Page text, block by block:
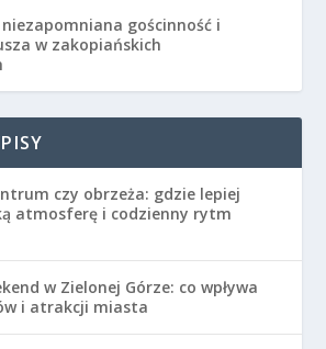
gościnność i
w zakopiańskich
czy obrzeża: gdzie lepiej
atmosferę i codzienny rytm
w Zielonej Górze: co wpływa
i atrakcji miasta